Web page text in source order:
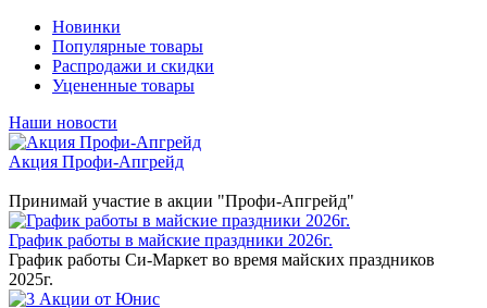
Новинки
Популярные товары
Распродажи и скидки
Уцененные товары
Наши новости
Акция Профи-Апгрейд
Принимай участие в акции "Профи-Апгрейд"
График работы в майские праздники 2026г.
График работы Си-Маркет во время майских праздников
2025г.